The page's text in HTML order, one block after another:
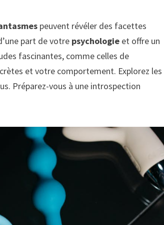
peuvent révéler des facettes
part de votre psychologie et offre un
fascinantes, comme celles de
et votre comportement. Explorez les
Préparez-vous à une introspection